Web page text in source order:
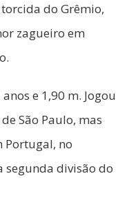
do Grêmio,
zagueiro em
e 1,90 m. Jogou
São Paulo, mas
Portugal, no
segunda divisão do